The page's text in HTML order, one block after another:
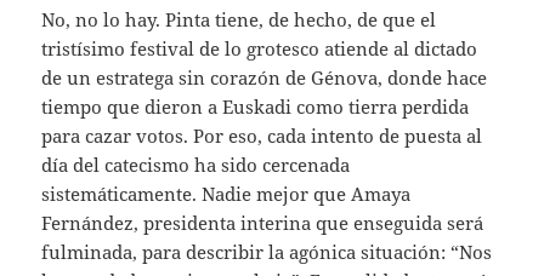
No, no lo hay. Pinta tiene, de hecho, de que el
tristísimo festival de lo grotesco atiende al dictado
de un estratega sin corazón de Génova, donde hace
tiempo que dieron a Euskadi como tierra perdida
para cazar votos. Por eso, cada intento de puesta al
día del catecismo ha sido cercenada
sistemáticamente. Nadie mejor que Amaya
Fernández, presidenta interina que enseguida será
fulminada, para describir la agónica situación: “Nos